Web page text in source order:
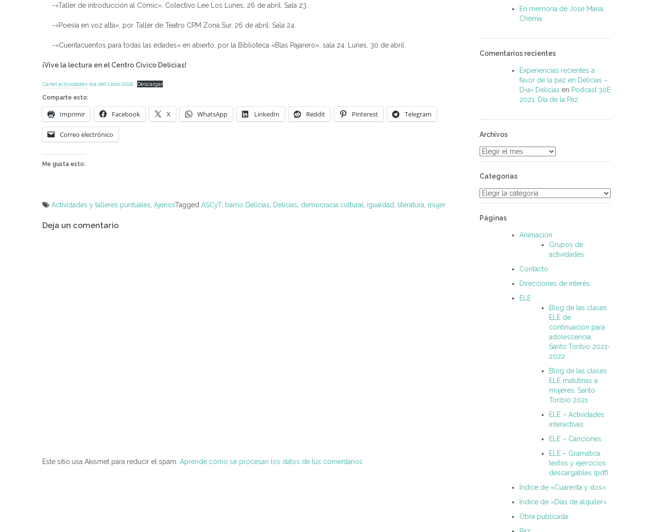
-«Taller de introducción al Cómic», Colectivo Lee Los Lunes, 26 de abril. Sala 23.
-«Poesía en voz alta», por Taller de Teatro CPM Zona Sur, 26 de abril. Sala 24.
-«Cuentacuentos para todas las edades» en abierto, por la Biblioteca «Blas Pajarero», sala 24. Lunes, 30 de abril.
¡Vive la lectura en el Centro Cívico Delicias!
Cartel actividades día del Libro 2018
Descargar
Comparte esto:
Imprimir Facebook X WhatsApp LinkedIn Reddit Pinterest Telegram
Correo electrónico
Me gusta esto:
Actividades y talleres puntuales AjenosTagged ASCyT, barrio Delicias Delicias democracia cultural igualdad literatura mujer
de
Deja un comentario
Este sitio usa Akismet para reducir el spam. Aprende cómo se procesan los datos de tus comentarios.
En memoria de José María,
Chema
Comentarios recientes
Experiencias recientes a
favor de la paz en Delicias –
D=a= Delicias en Podcast 30E
2021. Día de la Paz
Archivos
Archivos
Categorías
Categorías
Páginas
Animación
Grupos de
actividades
Contacto
Direcciones de interés
ELE
Blog de las clases
ELE de
continuación para
adolescencia.
Santo Toribio 2021-
2022
Blog de las clases
ELE matutinas a
mujeres, Santo
Toribio 2021
ELE – Actividades
interactivas
ELE – Canciones
ELE – Gramática,
textos y ejercicios
descargables (pdf)
Índice de «Cuarenta y dos»
Índice de «Días de alquiler»
Obra publicada